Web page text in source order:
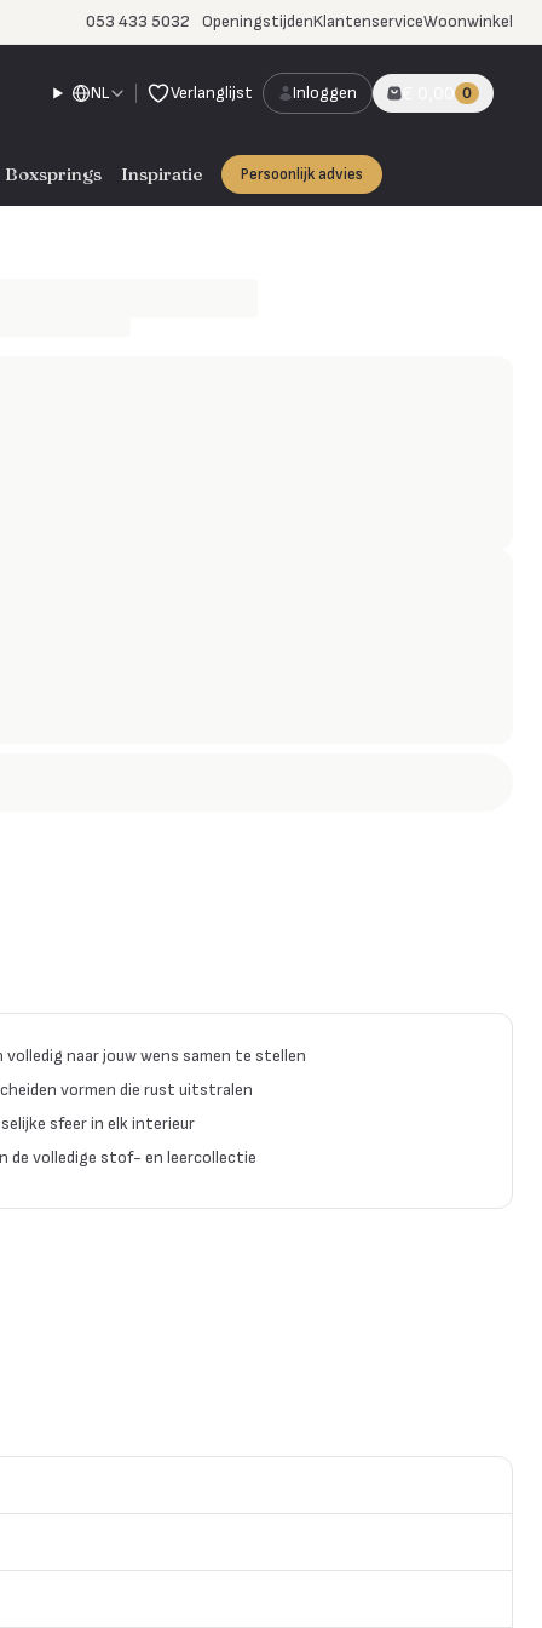
053 433 5032 OpeningstijdenKlantenserviceWoonwinkel
NL Verlanglijst Inloggen € 0,00 0
Boxsprings Inspiratie Persoonlijk advies
volledig naar jouw wens samen te stellen
vormen die rust uitstralen
sfeer in elk interieur
de volledige stof- en leercollectie